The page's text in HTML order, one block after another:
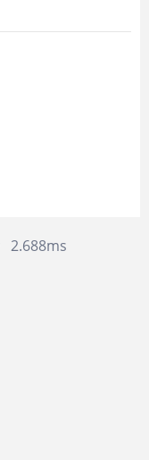
2.688ms